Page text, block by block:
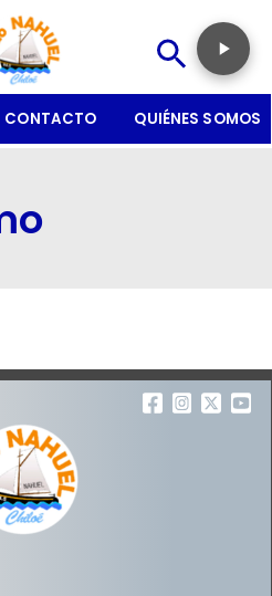
CONTACTO QUIÉNES SOMOS